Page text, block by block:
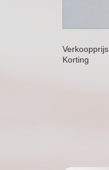
Verkoopprijs
Korting